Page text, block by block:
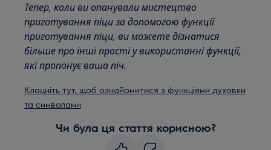
Тепер, коли ви опанували мистецтво
приготування піци за допомогою функції
приготування піци, ви можете дізнатися
більше про інші прості у використанні функції,
які пропонує ваша піч.
Клацніть тут, щоб ознайомитися з функціями духовки
та символами
Чи була ця стаття корисною?